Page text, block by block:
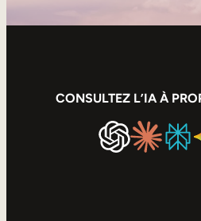
CONSULTEZ L’IA À